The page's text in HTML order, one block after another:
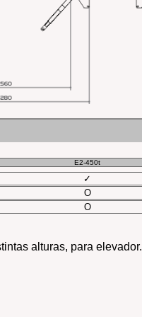
E2-450t
✓
O
O
alturas, para elevador.